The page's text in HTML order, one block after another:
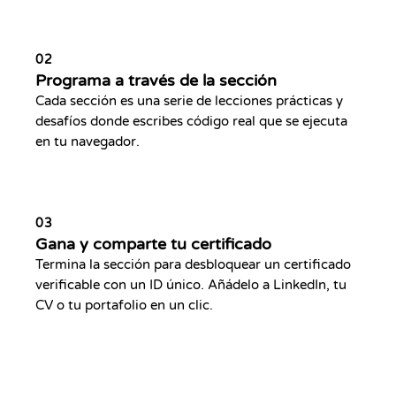
02
Programa a través de la sección
Cada sección es una serie de lecciones prácticas y
desafíos donde escribes código real que se ejecuta
en tu navegador.
03
Gana y comparte tu certificado
Termina la sección para desbloquear un certificado
verificable con un ID único. Añádelo a LinkedIn, tu
CV o tu portafolio en un clic.